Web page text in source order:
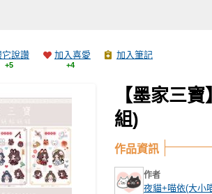
它說讚
+5
加入喜愛
+4
加入筆記
【墨家三
組)
作品資訊
作者
夜貓+喵依(大小